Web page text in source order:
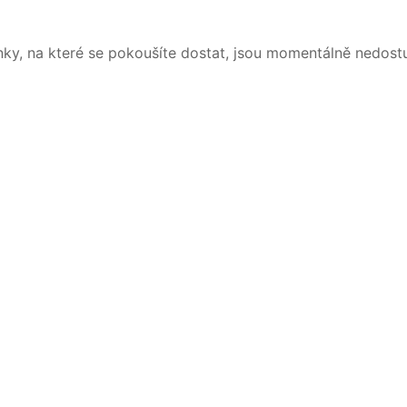
na které se pokoušíte dostat, jsou momentálně